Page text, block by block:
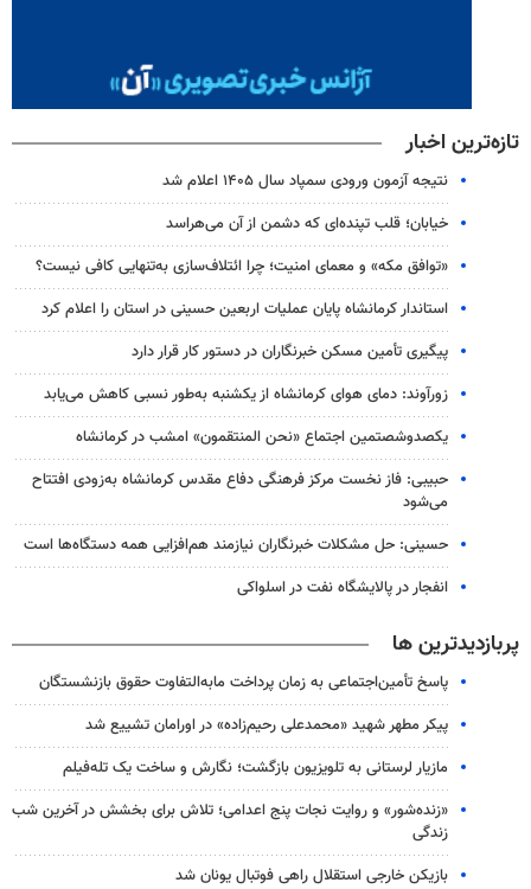
تازه‌ترین اخبار
نتیجه آزمون ورودی سمپاد سال ۱۴۰۵ اعلام شد
خیابان؛ قلب تپنده‌ای که دشمن از آن می‌هراسد
«توافق مکه» و معمای امنیت؛ چرا ائتلاف‌سازی به‌تنهایی کافی نیست؟
استاندار کرمانشاه پایان عملیات اربعین حسینی در استان را اعلام کرد
پیگیری تأمین مسکن خبرنگاران در دستور کار قرار دارد
زورآوند: دمای هوای کرمانشاه از یکشنبه به‌طور نسبی کاهش می‌یابد
یکصدوشصتمین اجتماع «نحن المنتقمون» امشب در کرمانشاه
حبیبی: فاز نخست مرکز فرهنگی دفاع مقدس کرمانشاه به‌زودی افتتاح
می‌شود
حسینی: حل مشکلات خبرنگاران نیازمند هم‌افزایی همه دستگاه‌ها است
انفجار در پالایشگاه نفت در اسلواکی
پربازدیدترین ها
پاسخ تأمین‌اجتماعی به زمان پرداخت مابه‌التفاوت حقوق بازنشستگان
پیکر مطهر شهید «محمدعلی رحیم‌زاده» در اورامان تشییع شد
مازیار لرستانی به تلویزیون بازگشت؛ نگارش و ساخت یک تله‌فیلم
«زنده‌شور» و روایت نجات پنج اعدامی؛ تلاش برای بخشش در آخرین شب
زندگی
بازیکن خارجی استقلال راهی فوتبال یونان شد